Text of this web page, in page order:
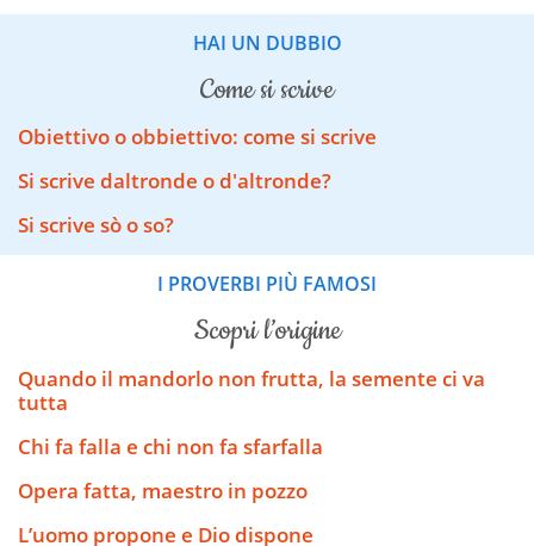
HAI UN DUBBIO
come si scrive
Obiettivo o obbiettivo: come si scrive
Si scrive daltronde o d'altronde?
Si scrive sò o so?
I PROVERBI PIÙ FAMOSI
scopri l’origine
Quando il mandorlo non frutta, la semente ci va
tutta
Chi fa falla e chi non fa sfarfalla
Opera fatta, maestro in pozzo
L’uomo propone e Dio dispone